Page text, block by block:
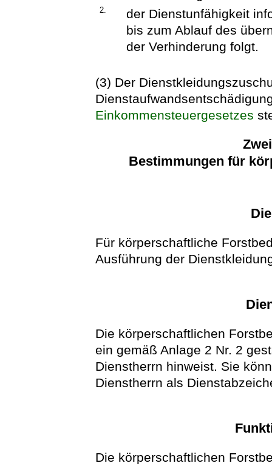
2.
der Dienstunfähigkeit
bis zum Ablauf des
der Verhinderung folgt.
(3) Der
Einkommensteuergesetzes
Bestimmungen für
Für körperschaftliche
Ausführung der
Die körperschaftlichen
ein gemäß Anlage 2 Nr. 2
Dienstherrn hinweist. Sie
Dienstherrn als
Die körperschaftlichen